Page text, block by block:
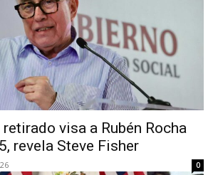
retirado visa a Rubén Rocha
revela Steve Fisher
0